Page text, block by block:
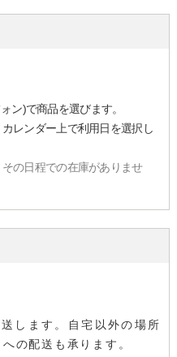
ン)で商品を選びます。
レンダー上で利用日を選択し
の日程での在庫がありませ
します。自宅以外の場所
の配送も承ります。